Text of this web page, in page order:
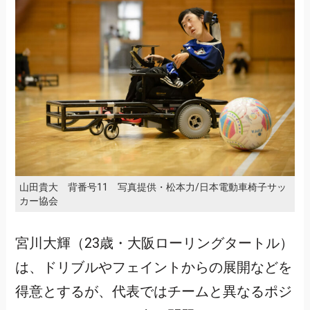
山田貴大 背番号11 写真提供・松本力/日本電動車椅子サッ
カー協会
宮川大輝（23歳・大阪ローリングタートル）
は、ドリブルやフェイントからの展開などを
得意とするが、代表ではチームと異なるポジ